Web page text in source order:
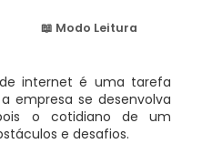
📖 Modo Leitura
internet é uma tarefa
empresa se desenvolva
o cotidiano de um
e desafios.